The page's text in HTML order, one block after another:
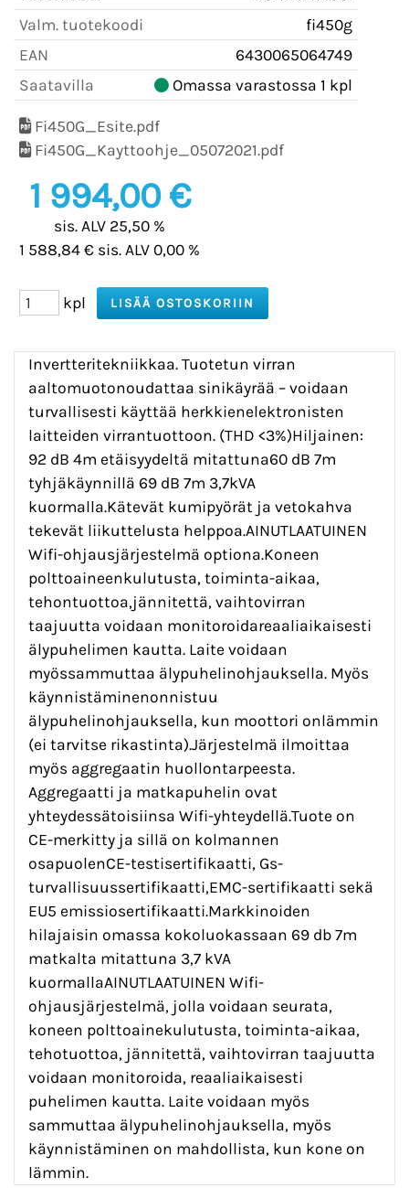
Valm. tuotekoodi
fi450g
EAN
6430065064749
Saatavilla
Omassa varastossa 1 kpl
Fi450G_Esite.pdf
Fi450G_Kayttoohje_05072021.pdf
1 994,00 €
sis. ALV 25,50 %
1 588,84 € sis. ALV 0,00 %
kpl
Invertteritekniikkaa. Tuotetun virran
aaltomuotonoudattaa sinikäyrää – voidaan
turvallisesti käyttää herkkienelektronisten
laitteiden virrantuottoon. (THD <3%)Hiljainen:
92 dB 4m etäisyydeltä mitattuna60 dB 7m
tyhjäkäynnillä 69 dB 7m 3,7kVA
kuormalla.Kätevät kumipyörät ja vetokahva
tekevät liikuttelusta helppoa.AINUTLAATUINEN
Wifi-ohjausjärjestelmä optiona.Koneen
polttoaineenkulutusta, toiminta-aikaa,
tehontuottoa,jännitettä, vaihtovirran
taajuutta voidaan monitoroidareaaliaikaisesti
älypuhelimen kautta. Laite voidaan
myössammuttaa älypuhelinohjauksella. Myös
käynnistäminenonnistuu
älypuhelinohjauksella, kun moottori onlämmin
(ei tarvitse rikastinta).Järjestelmä ilmoittaa
myös aggregaatin huollontarpeesta.
Aggregaatti ja matkapuhelin ovat
yhteydessätoisiinsa Wifi-yhteydellä.Tuote on
CE-merkitty ja sillä on kolmannen
osapuolenCE-testisertifikaatti, Gs-
turvallisuussertifikaatti,EMC-sertifikaatti sekä
EU5 emissiosertifikaatti.Markkinoiden
hilajaisin omassa kokoluokassaan 69 db 7m
matkalta mitattuna 3,7 kVA
kuormallaAINUTLAATUINEN Wifi-
ohjausjärjestelmä, jolla voidaan seurata,
koneen polttoainekulutusta, toiminta-aikaa,
tehotuottoa, jännitettä, vaihtovirran taajuutta
voidaan monitoroida, reaaliaikaisesti
puhelimen kautta. Laite voidaan myös
sammuttaa älypuhelinohjauksella, myös
käynnistäminen on mahdollista, kun kone on
lämmin.